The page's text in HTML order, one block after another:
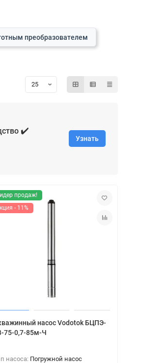
преобразователем
✔️
Узнать
продаж!
- 11%
насос Vodotok БЦПЭ-
75-0,7-85м-Ч
насоса: Погружной насос